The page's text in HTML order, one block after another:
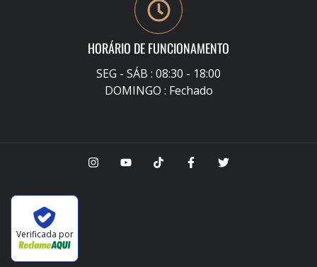
HORÁRIO DE FUNCIONAMENTO
SEG - SÁB : 08:30 - 18:00
DOMINGO : Fechado
Verificada por